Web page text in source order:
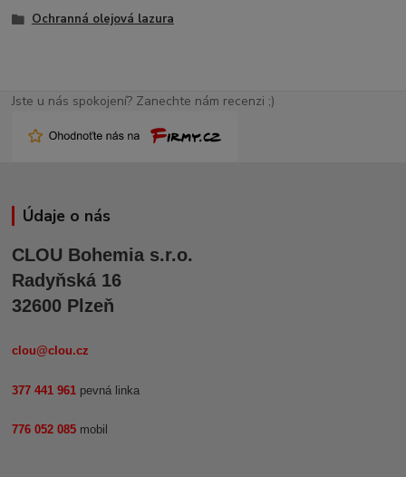
Ochranná olejová lazura
Jste u nás spokojení? Zanechte nám recenzi ;)
Údaje o nás
CLOU Bohemia s.r.o.
Radyňská 16
32600 Plzeň
clou@clou.cz
377 441 961 pevná linka
776 052 085 mobil